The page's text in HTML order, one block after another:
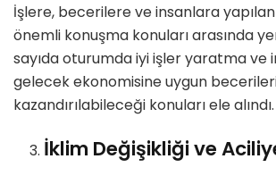
İşlere, becerilere ve insanlara
önemli konuşma konuları arasında
sayıda oturumda iyi işler yaratma ve
gelecek ekonomisine uygun
kazandırılabileceği konuları ele alındı.
İklim Değişikliği ve